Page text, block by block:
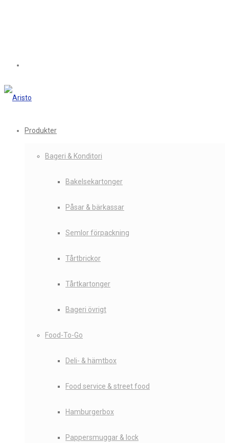
Produkter
Bageri & Konditori
Bakelsekartonger
Påsar & bärkassar
Semlor förpackning
Tårtbrickor
Tårtkartonger
Bageri övrigt
Food-To-Go
Deli- & hämtbox
Food service & street food
Hamburgerbox
Pappersmuggar & lock